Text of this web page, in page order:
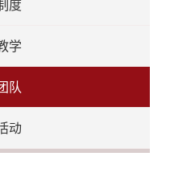
度
学
队
动